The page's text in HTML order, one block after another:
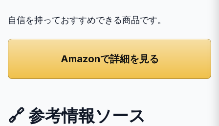
自信を持っておすすめできる商品です。
Amazonで詳細を見る
🔗 参考情報ソース